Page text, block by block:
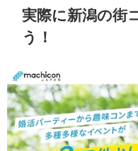
実際に新潟の街
う！